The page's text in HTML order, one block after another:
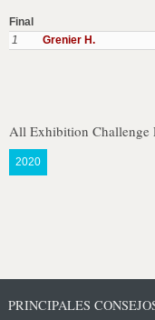
Final
1
Grenier H.
All Exhibition Challenge
2020
PRINCIPALES